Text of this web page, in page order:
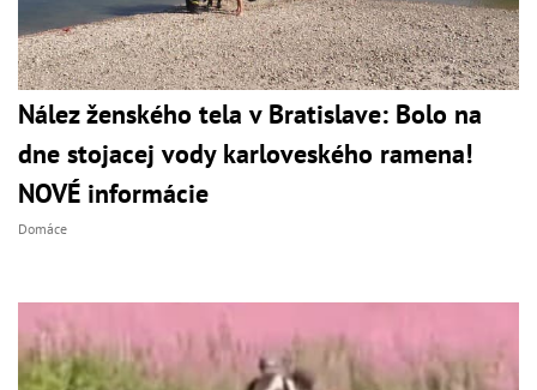
Nález ženského tela v Bratislave: Bolo na
dne stojacej vody karloveského ramena!
NOVÉ informácie
Domáce